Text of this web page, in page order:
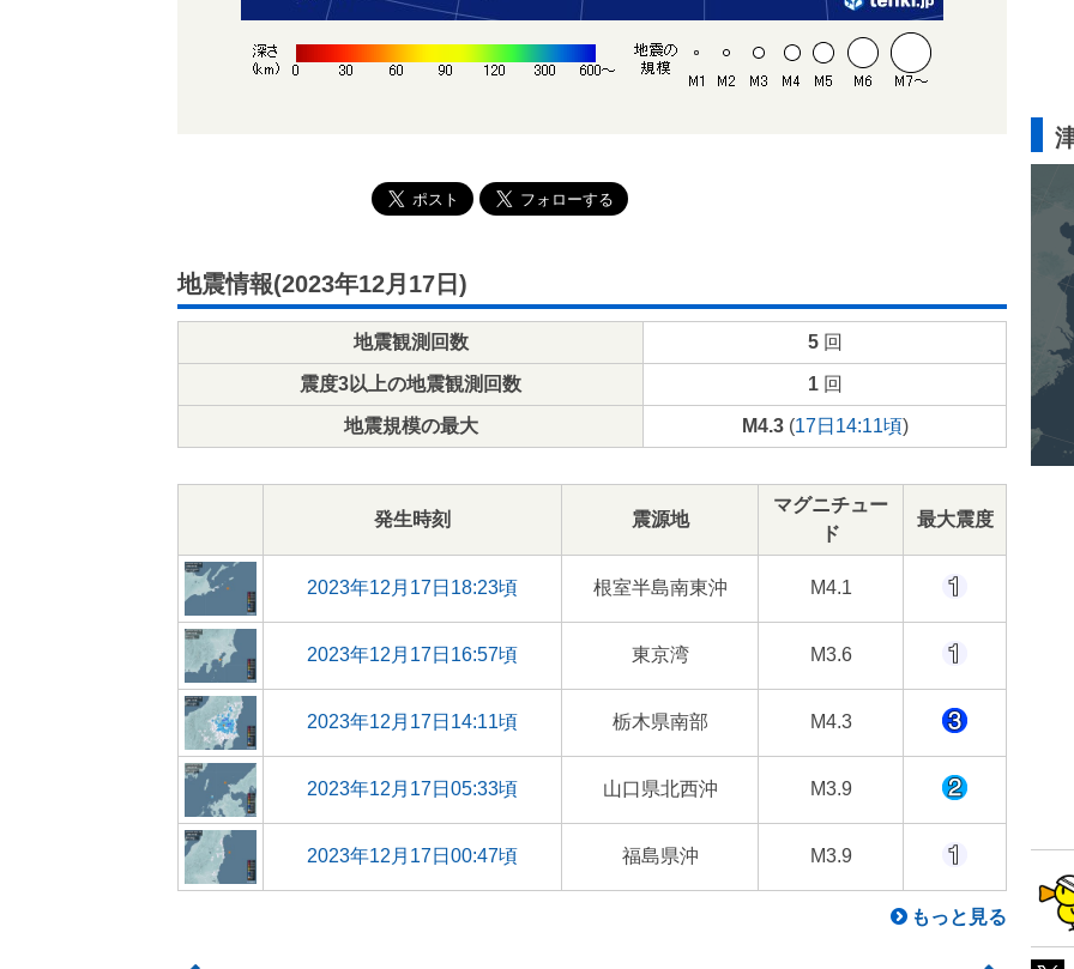
地震情報(2023年12月17日)
地震観測回数 5回
震度3以上の地震観測回数 1回
地震規模の最大 M4.3(17日14:11頃)
発生時刻 震源地
マグニチュー
ド
最大震度
2023年12月17日18:23頃 根室半島南東沖 M4.1
2023年12月17日16:57頃 東京湾 M3.6
2023年12月17日14:11頃 栃木県南部 M4.3
2023年12月17日05:33頃 山口県北西沖 M3.9
2023年12月17日00:47頃 福島県沖 M3.9
もっと見る